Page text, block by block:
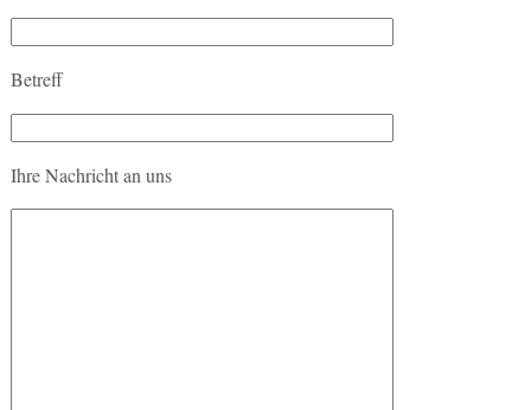
Betreff
Ihre Nachricht an uns